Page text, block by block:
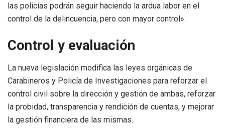
las policías podrán seguir haciendo la ardua labor en el
control de la delincuencia, pero con mayor control».
Control y evaluación
La nueva legislación modifica las leyes orgánicas de
Carabineros y Policía de Investigaciones para reforzar el
control civil sobre la dirección y gestión de ambas, reforzar
la probidad, transparencia y rendición de cuentas, y mejorar
la gestión financiera de las mismas.